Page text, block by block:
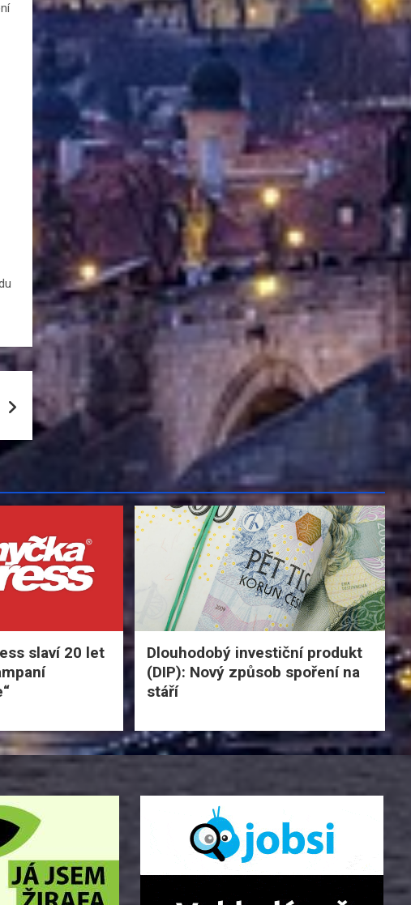
slaví 20 let
Dlouhodobý investiční produkt
(DIP): Nový způsob spoření na
stáří